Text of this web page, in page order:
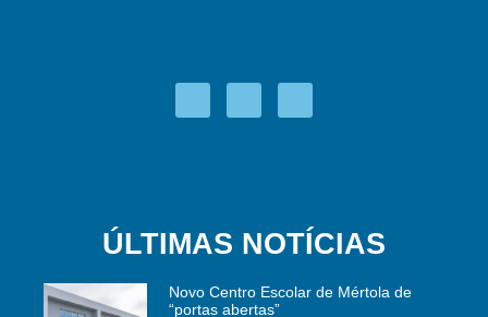
ÚLTIMAS NOTÍCIAS
Novo Centro Escolar de Mértola de
“portas abertas”